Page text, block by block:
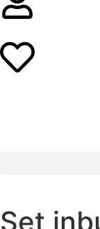
Set